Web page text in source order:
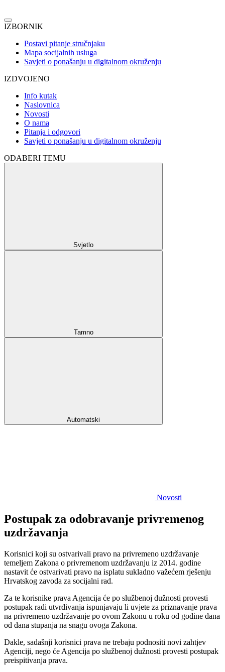
IZBORNIK
Postavi pitanje stručnjaku
Mapa socijalnih usluga
Savjeti o ponašanju u digitalnom okruženju
IZDVOJENO
Info kutak
Naslovnica
Novosti
O nama
Pitanja i odgovori
Savjeti o ponašanju u digitalnom okruženju
ODABERI TEMU
Svjetlo
Tamno
Automatski
Novosti
Postupak za odobravanje privremenog
uzdržavanja
Korisnici koji su ostvarivali pravo na privremeno uzdržavanje
temeljem Zakona o privremenom uzdržavanju iz 2014. godine
nastavit će ostvarivati pravo na isplatu sukladno važećem rješenju
Hrvatskog zavoda za socijalni rad.
Za te korisnike prava Agencija će po službenoj dužnosti provesti
postupak radi utvrđivanja ispunjavaju li uvjete za priznavanje prava
na privremeno uzdržavanje po ovom Zakonu u roku od godine dana
od dana stupanja na snagu ovoga Zakona.
Dakle, sadašnji korisnici prava ne trebaju podnositi novi zahtjev
Agenciji, nego će Agencija po službenoj dužnosti provesti postupak
preispitivanja prava.